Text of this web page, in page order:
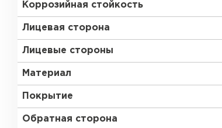
Коррозийная стойкость
Лицевая сторона
Лицевые стороны
Материал
Покрытие
Обратная сторона